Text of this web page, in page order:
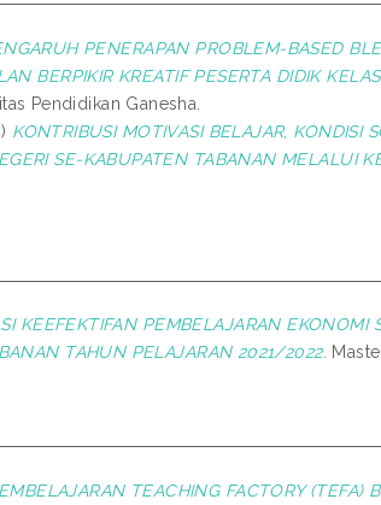
PENERAPAN PROBLEM-BASED
BERPIKIR KREATIF PESERTA DIDIK
Pendidikan Ganesha.
KONTRIBUSI MOTIVASI BELAJAR, KONDISI
SE-KABUPATEN TABANAN MELALUI
KEEFEKTIFAN PEMBELAJARAN
TAHUN PELAJARAN 2021/2022.
TEACHING FACTORY (TEFA)